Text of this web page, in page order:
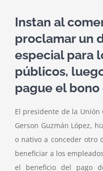
Instan al
proclamar un
especial para
públicos,
pague el
El presidente de la Unión
Gerson Guzmán López,
o nativo a conceder otro
beneficiar a los
el beneficio del pago